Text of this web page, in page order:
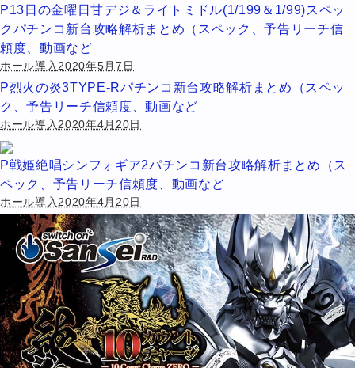
P13日の金曜日甘デジ＆ライトミドル(1/199＆1/99)スペッ
クパチンコ新台攻略解析まとめ（スペック、予告リーチ信
頼度、動画など
ホール導入2020年5月7日
P烈火の炎3TYPE-Rパチンコ新台攻略解析まとめ（スペッ
ク、予告リーチ信頼度、動画など
ホール導入2020年4月20日
P戦姫絶唱シンフォギア2パチンコ新台攻略解析まとめ（ス
ペック、予告リーチ信頼度、動画など
ホール導入2020年4月20日